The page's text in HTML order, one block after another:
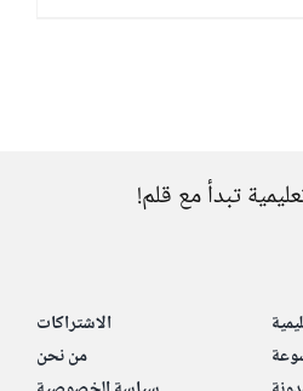
تبدأ مع قلم!
الاشتراكات
من نحن